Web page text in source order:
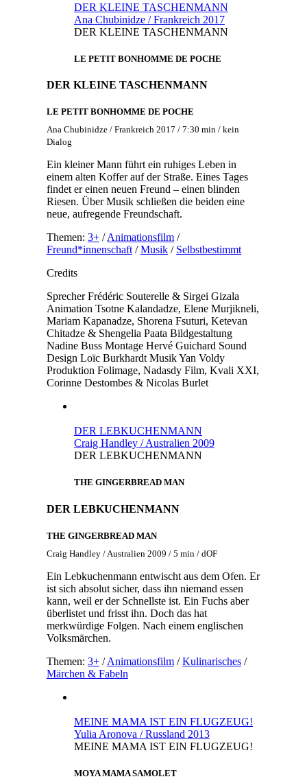
DER KLEINE TASCHENMANN
Ana Chubinidze / Frankreich 2017
DER KLEINE TASCHENMANN
LE PETIT BONHOMME DE POCHE
DER KLEINE TASCHENMANN
LE PETIT BONHOMME DE POCHE
Ana Chubinidze / Frankreich 2017 / 7:30 min / kein
Dialog
Ein kleiner Mann führt ein ruhiges Leben in
einem alten Koffer auf der Straße. Eines Tages
findet er einen neuen Freund – einen blinden
Riesen. Über Musik schließen die beiden eine
neue, aufregende Freundschaft.
Themen: 3+/Animationsfilm/
Freund*innenschaft/Musik/ Selbstbestimmt
Credits
Sprecher Frédéric Souterelle & Sirgei Gizala
Animation Tsotne Kalandadze, Elene Murjikneli,
Mariam Kapanadze, Shorena Fsuturi, Ketevan
Chitadze & Shengelia Paata Bildgestaltung
Nadine Buss Montage Hervé Guichard Sound
Design Loïc Burkhardt MusikYan Voldy
Produktion Folimage, Nadasdy Film, Kvali XXI,
Corinne Destombes & Nicolas Burlet
DER LEBKUCHENMANN
Craig Handley / Australien 2009
DER LEBKUCHENMANN
THE GINGERBREAD MAN
DER LEBKUCHENMANN
THE GINGERBREAD MAN
Craig Handley / Australien 2009 / 5 min / dOF
Ein Lebkuchenmann entwischt aus dem Ofen. Er
ist sich absolut sicher, dass ihn niemand essen
kann, weil er der Schnellste ist. Ein Fuchs aber
überlistet und frisst ihn. Doch das hat
merkwürdige Folgen. Nach einem englischen
Volksmärchen.
Themen: 3+/Animationsfilm/Kulinarisches/
Märchen & Fabeln
MEINE MAMA IST EIN FLUGZEUG!
Yulia Aronova / Russland 2013
MEINE MAMA IST EIN FLUGZEUG!
MOYA MAMA SAMOLET